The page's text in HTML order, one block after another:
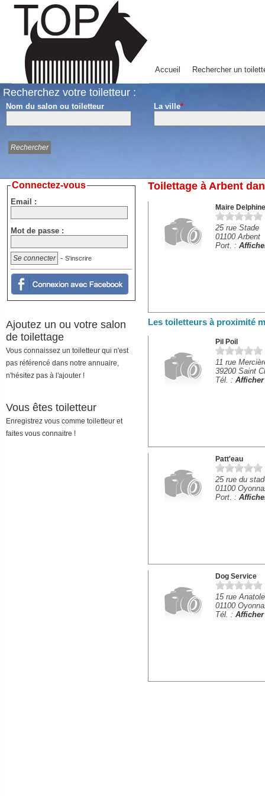
Accueil Rechercher un
Recherchez votre toiletteur :
Nom du salon ou toiletteur La ville*
Toilettage à Arbent
Maire Delphine
25 rue Stade
01100 Arbent
Port. :
Les toiletteurs à proximité
Pil Poil
11 rue
39200 Saint
Tél. :
Patt'eau
25 rue du
01100
Port. :
Dog Service
15 rue
01100
Tél. :
Connectez-vous
Email :
Mot de passe :
- S'inscrire
Ajoutez un ou votre salon
de toilettage
Vous connaissez un toiletteur qui n'est
pas référencé dans notre annuaire,
n'hésitez pas à l'ajouter !
Vous êtes toiletteur
Enregistrez vous comme toiletteur et
faites vous connaitre !